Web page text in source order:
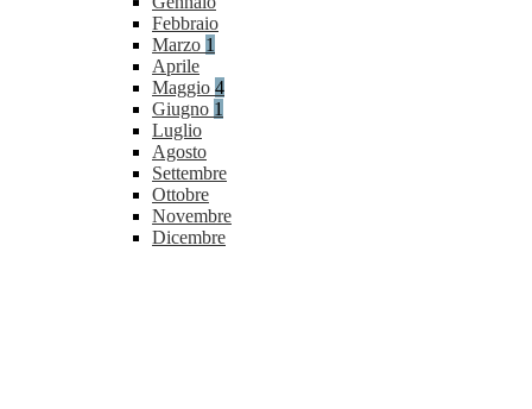
Febbraio
Marzo 1
Aprile
Maggio 4
Giugno 1
Luglio
Agosto
Settembre
Ottobre
Novembre
Dicembre